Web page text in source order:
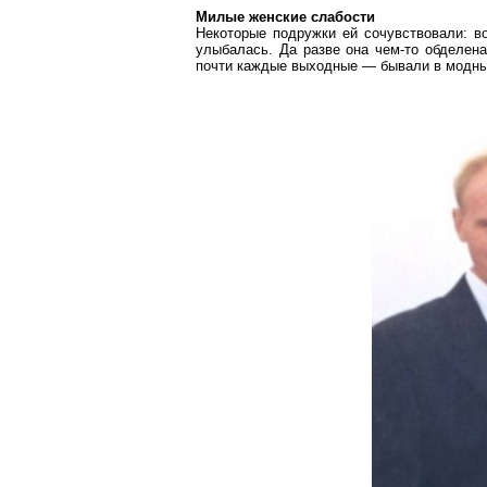
Милые женские слабости
Некоторые подружки ей
улыбалась. Да разве она чем-то
почти каждые выходные — бывали в